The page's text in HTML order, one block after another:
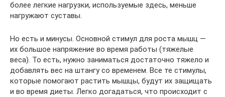
более легкие нагрузки, используемые здесь, меньше
нагружают суставы.
Но есть и минусы. Основной стимул для роста мышц —
их большое напряжение во время работы (тяжелые
веса). То есть, нужно заниматься достаточно тяжело и
добавлять вес на штангу со временем. Все те стимулы,
которые помогают растить мышцы, будут их защищать
и во время диеты. Легко догадаться, что происходит с